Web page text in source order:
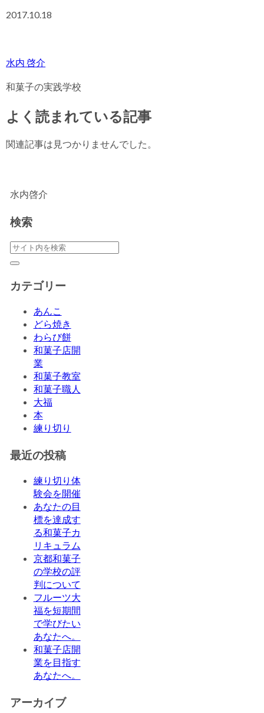
2017.10.18
水内 啓介
和菓子の実践学校
よく読まれている記事
関連記事は見つかりませんでした。
水内啓介
検索
カテゴリー
あんこ
どら焼き
わらび餅
和菓子店開
業
和菓子教室
和菓子職人
大福
本
練り切り
最近の投稿
練り切り体
験会を開催
あなたの目
標を達成す
る和菓子カ
リキュラム
京都和菓子
の学校の評
判について
フルーツ大
福を短期間
で学びたい
あなたへ。
和菓子店開
業を目指す
あなたへ。
アーカイブ